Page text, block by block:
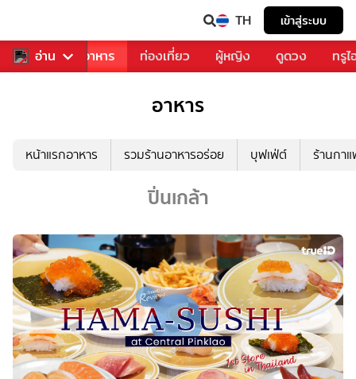
TH เข้าสู่ระบบ
อ่าน
การเพลง อาหาร ท่องเที่ยว ผู้หญิง ดูดวง ทรู
อาหาร
หน้าแรกอาหาร รวมร้านอาหารอร่อย บุฟเฟ่ต์ ร้านกา
ปิ่นเกล้า